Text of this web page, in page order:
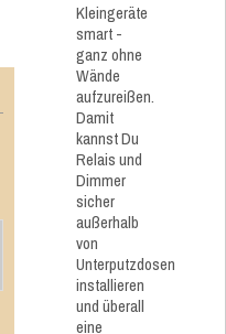
Kleingeräte
smart -
ganz ohne
Wände
aufzureißen.
Damit
kannst Du
Relais und
Dimmer
sicher
außerhalb
von
Unterputzdosen
installieren
und überall
eine